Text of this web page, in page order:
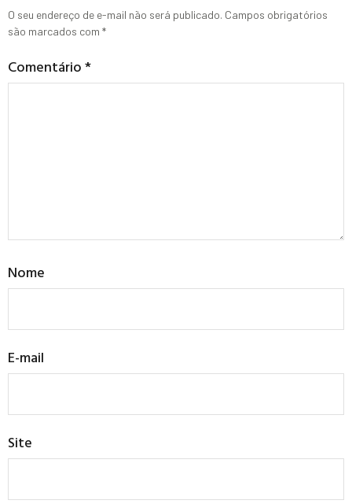
O seu endereço de e-mail não será publicado. Campos obrigatórios
são marcados com *
Comentário*
Nome
E-mail
Site